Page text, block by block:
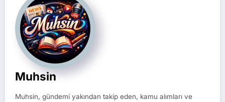
Muhsin
Muhsin, gündemi yakından takip eden, kamu alımları ve